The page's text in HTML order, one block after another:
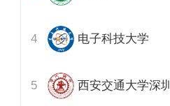
电子科技大学
西安交通大学深圳